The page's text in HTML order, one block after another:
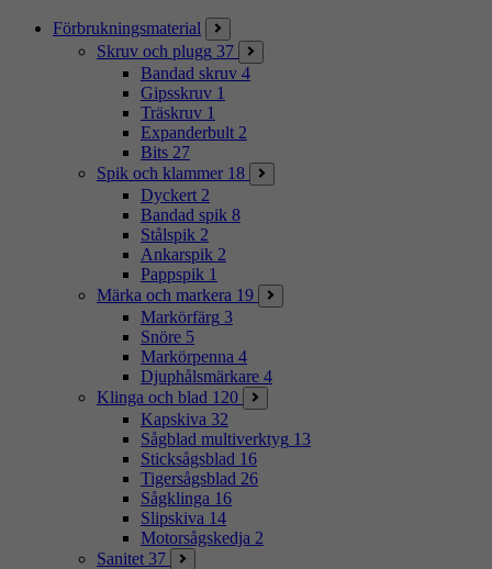
Förbrukningsmaterial
Skruv och plugg 37
Bandad skruv 4
Gipsskruv 1
Träskruv 1
Expanderbult 2
Bits 27
Spik och klammer 18
Dyckert 2
Bandad spik 8
Stålspik 2
Ankarspik 2
Pappspik 1
Märka och markera 19
Markörfärg 3
Snöre 5
Markörpenna 4
Djuphålsmärkare 4
Klinga och blad 120
Kapskiva 32
Sågblad multiverktyg 13
Sticksågsblad 16
Tigersågsblad 26
Sågklinga 16
Slipskiva 14
Motorsågskedja 2
Sanitet 37